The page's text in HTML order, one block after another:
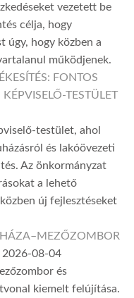
vezetett be
célja, hogy
úgy, hogy közben a
működjenek.
FONTOS
TESTÜLET
testület, ahol
és lakóövezeti
Az önkormányzat
a lehető
új fejlesztéseket
2026-08-04
és
kiemelt felújítása.